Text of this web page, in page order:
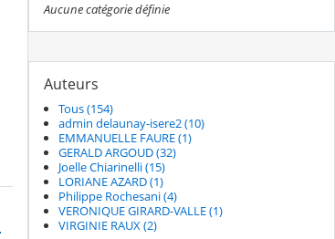
Aucune catégorie définie
Auteurs
Tous (154)
admin delaunay-isere2 (10)
EMMANUELLE FAURE (1)
GERALD ARGOUD (32)
Joelle Chiarinelli (15)
LORIANE AZARD (1)
Philippe Rochesani (4)
VERONIQUE GIRARD-VALLE (1)
VIRGINIE RAUX (2)